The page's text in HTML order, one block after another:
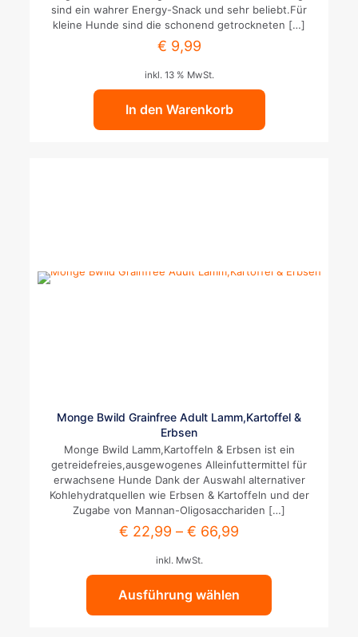
sind ein wahrer Energy-Snack und sehr beliebt.Für
kleine Hunde sind die schonend getrockneten […]
€ 9,99
inkl. 13 % MwSt.
In den Warenkorb
Monge Bwild Grainfree Adult Lamm,Kartoffel &
Erbsen
Monge Bwild Lamm,Kartoffeln & Erbsen ist ein
getreidefreies,ausgewogenes Alleinfuttermittel für
erwachsene Hunde Dank der Auswahl alternativer
Kohlehydratquellen wie Erbsen & Kartoffeln und der
Zugabe von Mannan-Oligosacchariden […]
€ 22,99 – € 66,99
inkl. MwSt.
Ausführung wählen
Dieses
Produkt
weist
mehrere
Varianten
auf.
Die
können
der
gewählt
werden